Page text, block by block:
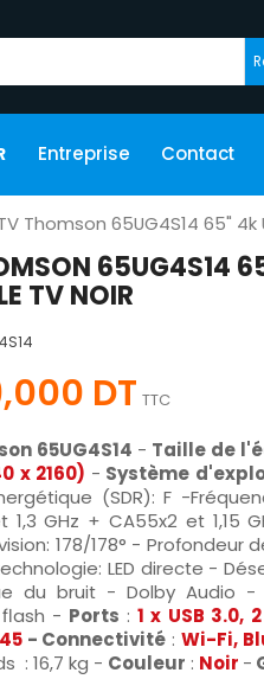
Entreprise Contact
Thomson 65UG4S14 65"
65UG4S14
TV NOIR
DT TTC
65UG4S14 - Taille de
x 2160) - Système
(SDR): F -
1,3 GHz + CA55x2 et 1,15
178/178° - Profondeur
LED directe -
du bruit - Dolby Audio -
- Ports : 1 x USB 3.0,
- Connectivité : Wi-Fi,
: 16,7 kg - Couleur : Noir -